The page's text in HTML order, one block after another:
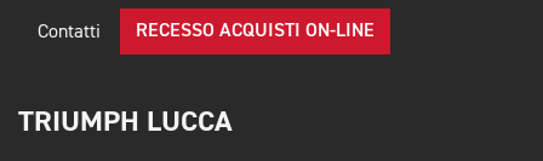
Contatti RECESSO ACQUISTI ON-LINE
TRIUMPH LUCCA